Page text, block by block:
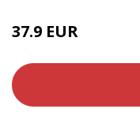
37.9 EUR